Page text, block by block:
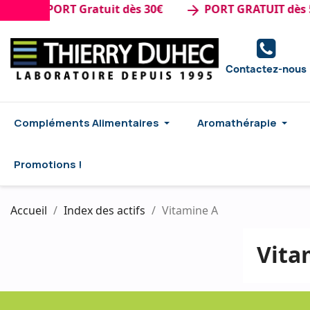
: PORT Gratuit dès 30€ arrow_forwardPORT GRATUIT dès
Contactez-nous
Compléments Alimentaires Aromathérapie
Promotions !
Accueil Index des actifs Vitamine A